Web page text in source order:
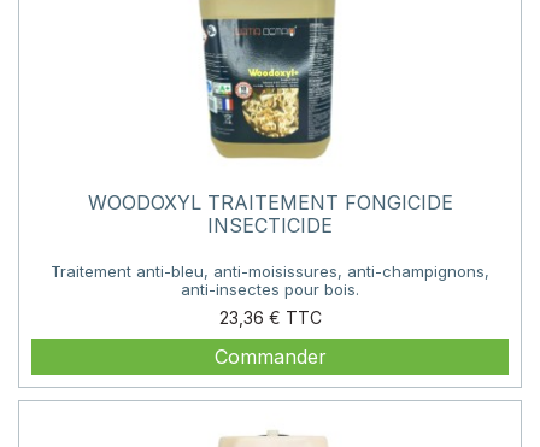
WOODOXYL TRAITEMENT FONGICIDE
INSECTICIDE
Traitement anti-bleu, anti-moisissures, anti-champignons,
anti-insectes pour bois.
23,36 €
Prix
Commander